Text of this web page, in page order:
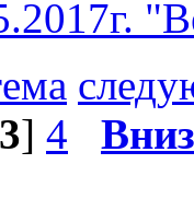
3] 4
Вниз